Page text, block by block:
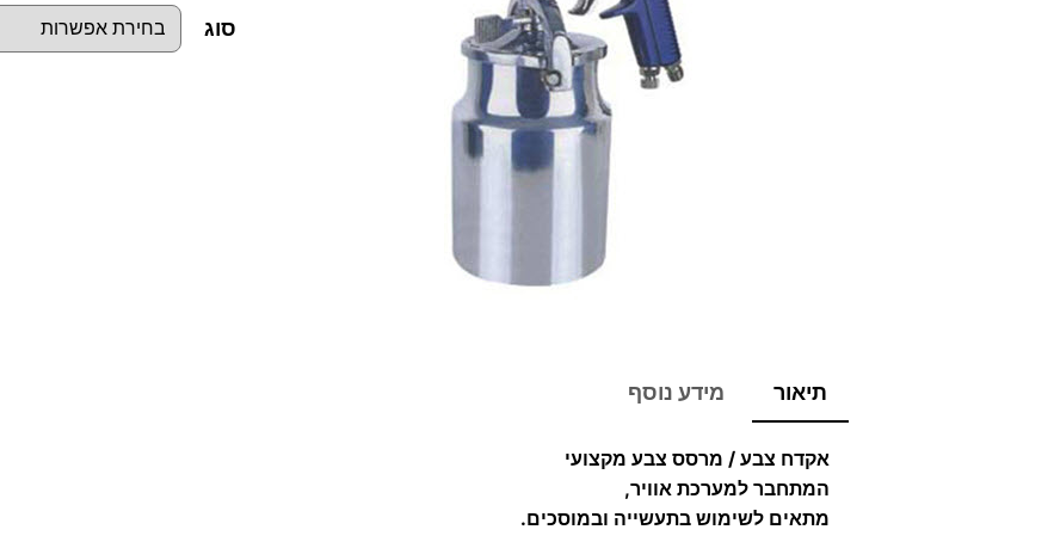
סוג
תיאור מידע נוסף
אקדח צבע / מרסס צבע מקצועי
המתחבר למערכת אוויר,
מתאים לשימוש בתעשייה ובמוסכים.